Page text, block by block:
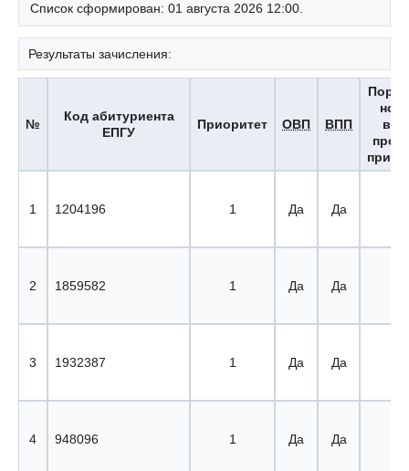
Список сформирован: 01 августа 2026 12:00.
Результаты зачисления:
№
Код абитуриента
ЕПГУ
Приоритет ОВП ВПП
1 1204196 1 Да Да
2 1859582 1 Да Да
3 1932387 1 Да Да
4 948096 1 Да Да